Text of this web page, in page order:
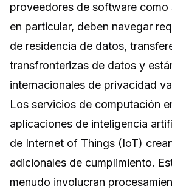
proveedores de software como
en particular, deben navegar
de residencia de datos,
transfronterizas de datos y
internacionales de privacidad
Los servicios de computación
aplicaciones de inteligencia
de Internet of Things (IoT)
adicionales de cumplimiento.
menudo involucran